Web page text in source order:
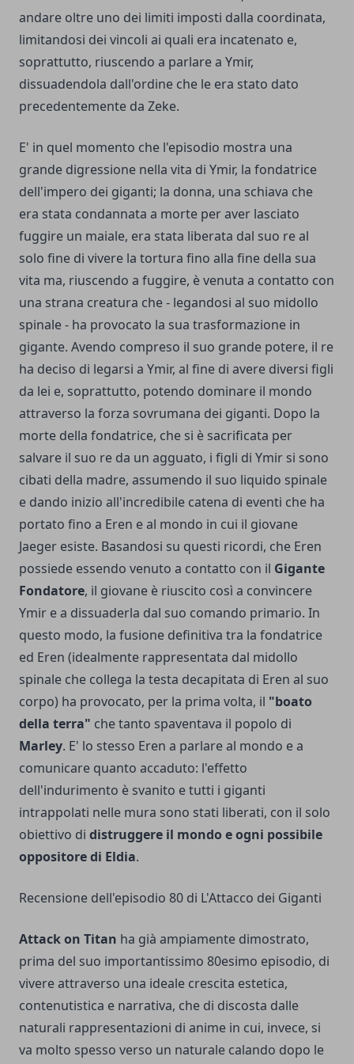
andare oltre uno dei limiti imposti dalla coordinata,
limitandosi dei vincoli ai quali era incatenato e,
soprattutto, riuscendo a parlare a Ymir,
dissuadendola dall'ordine che le era stato dato
precedentemente da Zeke.
E' in quel momento che l'episodio mostra una
grande digressione nella vita di Ymir, la fondatrice
dell'impero dei giganti; la donna, una schiava che
era stata condannata a morte per aver lasciato
fuggire un maiale, era stata liberata dal suo re al
solo fine di vivere la tortura fino alla fine della sua
vita ma, riuscendo a fuggire, è venuta a contatto con
una strana creatura che - legandosi al suo midollo
spinale - ha provocato la sua trasformazione in
gigante. Avendo compreso il suo grande potere, il re
ha deciso di legarsi a Ymir, al fine di avere diversi figli
da lei e, soprattutto, potendo dominare il mondo
attraverso la forza sovrumana dei giganti. Dopo la
morte della fondatrice, che si è sacrificata per
salvare il suo re da un agguato, i figli di Ymir si sono
cibati della madre, assumendo il suo liquido spinale
e dando inizio all'incredibile catena di eventi che ha
portato fino a Eren e al mondo in cui il giovane
Jaeger esiste. Basandosi su questi ricordi, che Eren
possiede essendo venuto a contatto con il Gigante
Fondatore, il giovane è riuscito così a convincere
Ymir e a dissuaderla dal suo comando primario. In
questo modo, la fusione definitiva tra la fondatrice
ed Eren (idealmente rappresentata dal midollo
spinale che collega la testa decapitata di Eren al suo
corpo) ha provocato, per la prima volta, il "boato
della terra" che tanto spaventava il popolo di
Marley. E' lo stesso Eren a parlare al mondo e a
comunicare quanto accaduto: l'effetto
dell'indurimento è svanito e tutti i giganti
intrappolati nelle mura sono stati liberati, con il solo
obiettivo di distruggere il mondo e ogni possibile
oppositore di Eldia.
Recensione dell'episodio 80 di L'Attacco dei Giganti
Attack on Titan ha già ampiamente dimostrato,
prima del suo importantissimo 80esimo episodio, di
vivere attraverso una ideale crescita estetica,
contenutistica e narrativa, che di discosta dalle
naturali rappresentazioni di anime in cui, invece, si
va molto spesso verso un naturale calando dopo le